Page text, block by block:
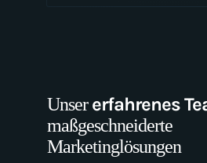
Unsererfahrenes
maßgeschneiderte
Marketinglösungen